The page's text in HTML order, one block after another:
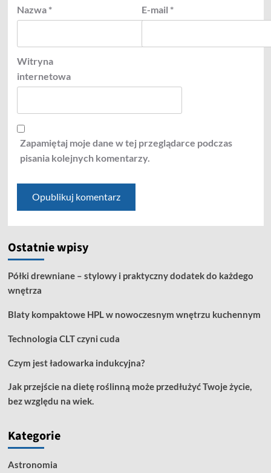
Nazwa * E-mail *
Witryna
internetowa
Zapamiętaj moje dane w tej przeglądarce podczas
pisania kolejnych komentarzy.
Ostatnie wpisy
Półki drewniane – stylowy i praktyczny dodatek do każdego
wnętrza
Blaty kompaktowe HPL w nowoczesnym wnętrzu kuchennym
Technologia CLT czyni cuda
Czym jest ładowarka indukcyjna?
Jak przejście na dietę roślinną może przedłużyć Twoje życie,
bez względu na wiek.
Kategorie
Astronomia